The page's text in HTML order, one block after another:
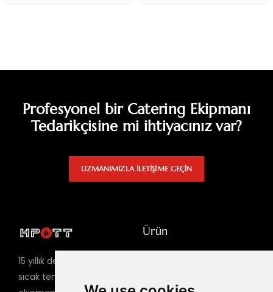
Profesyonel bir Catering Ekipmanı
Tedarikçisine mi ihtiyacınız var?
UZMANIMIZLA ILETIŞIME GEÇIN
15 yıllık deneyime sahip,
sıcak tencere barbekü
Ürün